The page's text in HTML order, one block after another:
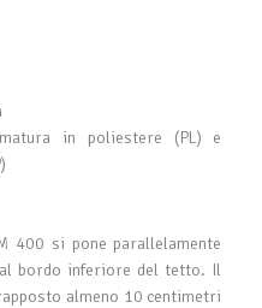
in poliestere (PL) e
400 si pone parallelamente
bordo inferiore del tetto. Il
almeno 10 centimetri